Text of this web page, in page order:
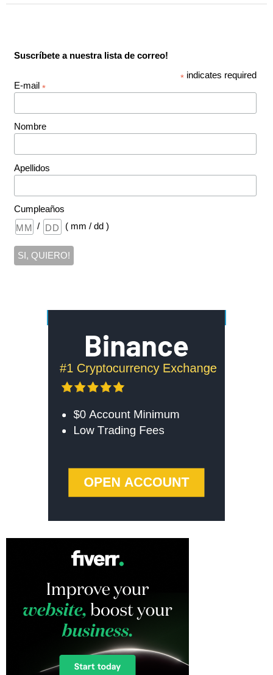
Suscríbete a nuestra lista de correo!
* indicates required
E-mail *
Nombre
Apellidos
Cumpleaños
/
( mm / dd )